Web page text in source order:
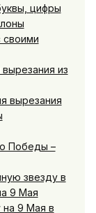
цифры
из
вырезания
Победы –
звезду в
9 Мая
на 9 Мая в